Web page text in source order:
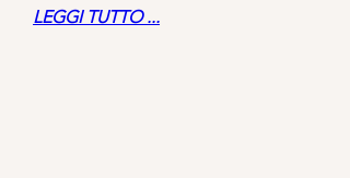
LEGGI TUTTO ...